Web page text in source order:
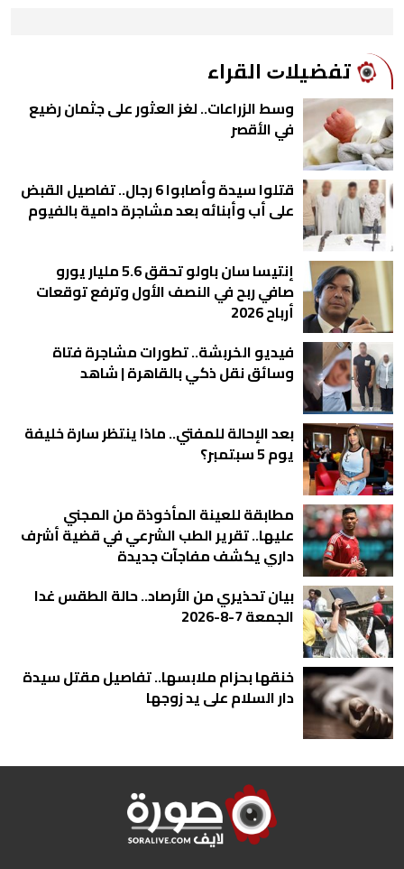
ﺗﻔﻀﻴﻼﺕ اﻟﻘﺮاء
وسط الزراعات.. لغز العثور على جثمان رضيع
في الأقصر
قتلوا سيدة وأصابوا 6 رجال.. تفاصيل القبض
على أب وأبنائه بعد مشاجرة دامية بالفيوم
إنتيسا سان باولو تحقق 5.6 مليار يورو
صافي ربح في النصف الأول وترفع توقعات
أرباح 2026
فيديو الخربشة.. تطورات مشاجرة فتاة
وسائق نقل ذكي بالقاهرة | شاهد
بعد الإحالة للمفتي.. ماذا ينتظر سارة خليفة
يوم 5 سبتمبر؟
مطابقة للعينة المأخوذة من المجني
عليها.. تقرير الطب الشرعي في قضية أشرف
داري يكشف مفاجآت جديدة
بيان تحذيري من الأرصاد.. حالة الطقس غدا
الجمعة 7-8-2026
خنقها بحزام ملابسها.. تفاصيل مقتل سيدة
دار السلام على يد زوجها